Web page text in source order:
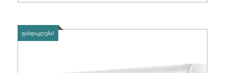
ᲤᲐᲡᲓᲐᲙᲚᲔᲑᲐ!